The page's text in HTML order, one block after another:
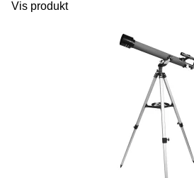
Vis produkt